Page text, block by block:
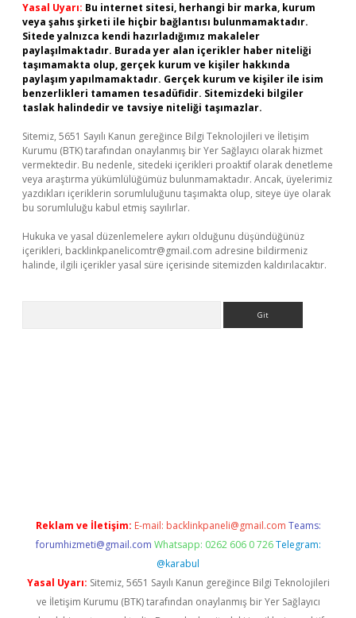
Yasal Uyarı: Bu internet sitesi, herhangi bir marka, kurum
veya şahıs şirketi ile hiçbir bağlantısı bulunmamaktadır.
Sitede yalnızca kendi hazırladığımız makaleler
paylaşılmaktadır. Burada yer alan içerikler haber niteliği
taşımamakta olup, gerçek kurum ve kişiler hakkında
paylaşım yapılmamaktadır. Gerçek kurum ve kişiler ile isim
benzerlikleri tamamen tesadüfidir. Sitemizdeki bilgiler
taslak halindedir ve tavsiye niteliği taşımazlar.
Sitemiz, 5651 Sayılı Kanun gereğince Bilgi Teknolojileri ve İletişim
Kurumu (BTK) tarafından onaylanmış bir Yer Sağlayıcı olarak hizmet
vermektedir. Bu nedenle, sitedeki içerikleri proaktif olarak denetleme
veya araştırma yükümlülüğümüz bulunmamaktadır. Ancak, üyelerimiz
yazdıkları içeriklerin sorumluluğunu taşımakta olup, siteye üye olarak
bu sorumluluğu kabul etmiş sayılırlar.
Hukuka ve yasal düzenlemelere aykırı olduğunu düşündüğünüz
içerikleri, backlinkpanelicomtr@gmail.com adresine bildirmeniz
halinde, ilgili içerikler yasal süre içerisinde sitemizden kaldırılacaktır.
Reklam ve İletişim: E-mail: backlinkpaneli@gmail.com Teams:
forumhizmeti@gmail.com Whatsapp: 0262 606 0 726 Telegram:
@karabul
Yasal Uyarı: Sitemiz, 5651 Sayılı Kanun gereğince Bilgi Teknolojileri
ve İletişim Kurumu (BTK) tarafından onaylanmış bir Yer Sağlayıcı